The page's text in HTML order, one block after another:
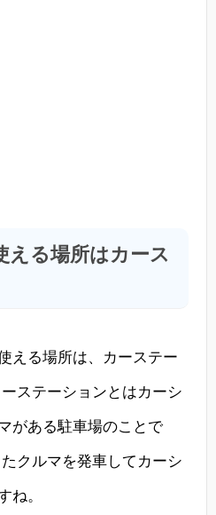
える場所はカース
える場所は、カーステー
ステーションとはカーシ
がある駐車場のことで
クルマを発車してカーシ
ね。